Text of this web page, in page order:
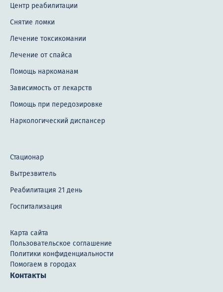
Лечение эпилепсии
Лечение фобий и страхов
Лечение неврастении
Лечение невроза
Лечение ОКР
Лечение ПТСР
Лечение СДВГ
Лечение шизофрении
Лечение старческих психозов
Карта сайта
Пользовательское соглашение
Политики конфиденциальности
Помогаем в городах
Контакты
Центр реабилитации
Снятие ломки
Лечение токсикомании
Лечение от спайса
Помощь наркоманам
Зависимость от лекарств
Помощь при передозировке
Наркологический диспансер
Стационар
Вытрезвитель
Реабилитация 21 день
Госпитализация